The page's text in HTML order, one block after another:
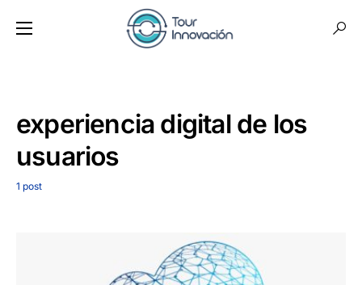
experiencia digital de los
usuarios
1 post